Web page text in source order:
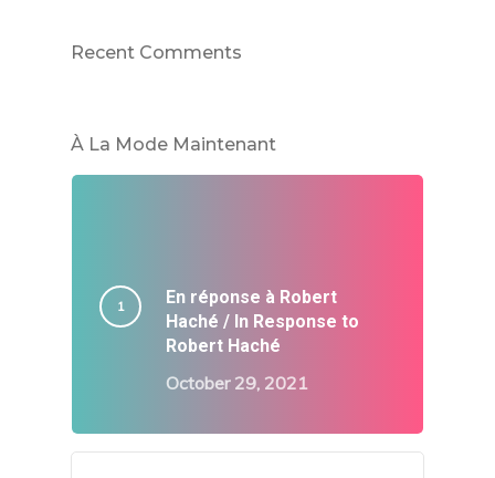
Recent Comments
À La Mode Maintenant
En réponse à Robert
Haché / In Response to
Robert Haché
October 29, 2021